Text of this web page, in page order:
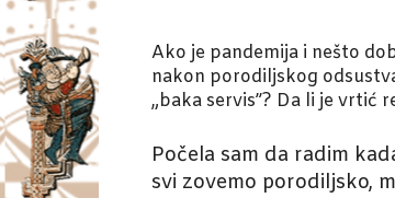
Ako je pandemija i nešto
nakon porodiljskog
„baka servis”? Da li je vrtić
Počela sam da radim
svi zovemo porodiljsko,